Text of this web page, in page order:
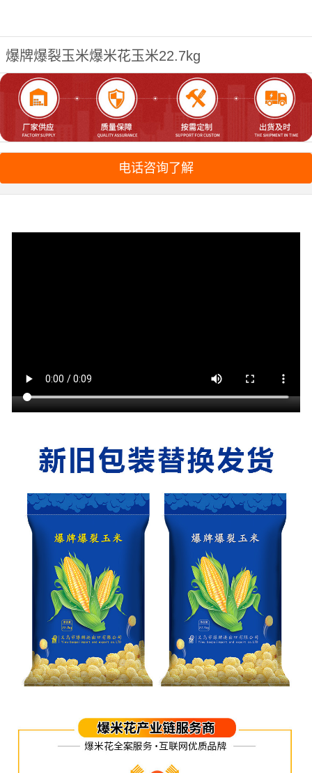
爆牌爆裂玉米爆米花玉米22.7kg
电话咨询了解